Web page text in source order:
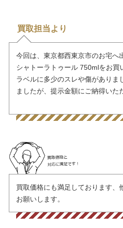
買取担当より
今回は、東京都西東京市のお宅へ
シャトーラトゥール 750mlをお買
ラベルに多少のスレや傷がありま
ましたが、提示金額にご納得いた
買取価格にも満足しております、
お願いします。